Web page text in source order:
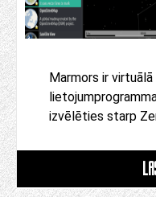
Marmors ir
izvēlēties starp